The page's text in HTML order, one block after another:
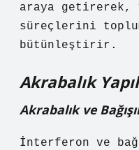
araya getirerek,
süreçlerini
bütünleştirir.
Akrabalık
Akrabalık ve
İnterferon ve